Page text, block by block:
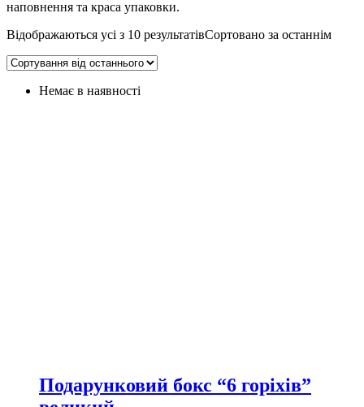
наповнення та краса упаковки.
Відображаються усі з 10 результатівСортовано за останнім
Немає в наявності
Подарунковий бокс “6 горіхів”